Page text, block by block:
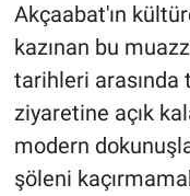
Akçaabat'ın
kazınan bu
tarihleri
ziyaretine açık
modern
şöleni